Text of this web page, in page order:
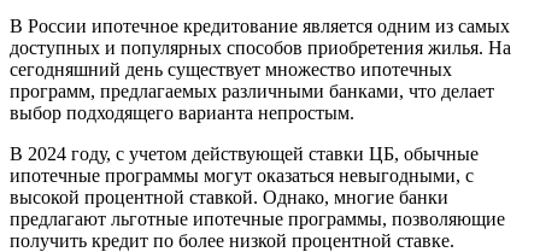
В России ипотечное кредитование является одним из самых
доступных и популярных способов приобретения жилья. На
сегодняшний день существует множество ипотечных
программ, предлагаемых различными банками, что делает
выбор подходящего варианта непростым.
В 2024 году, с учетом действующей ставки ЦБ, обычные
ипотечные программы могут оказаться невыгодными, с
высокой процентной ставкой. Однако, многие банки
предлагают льготные ипотечные программы, позволяющие
получить кредит по более низкой процентной ставке.